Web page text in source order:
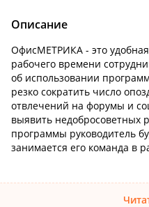
Описание
ОфисМЕТРИКА - это
рабочего времени
об использовании
резко сократить число
отвлечений на форумы и
выявить недобросоветных
программы руководитель
занимается его команда в